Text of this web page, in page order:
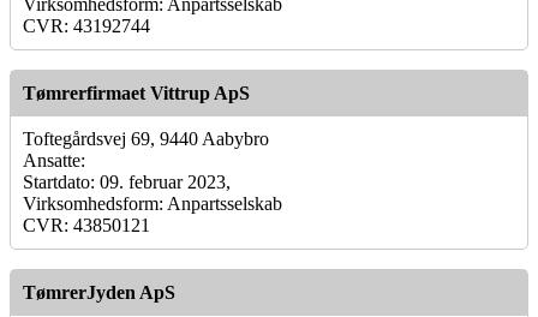
Virksomhedsform: Anpartsselskab
CVR: 43192744
Tømrerfirmaet Vittrup ApS
Toftegårdsvej 69, 9440 Aabybro
Ansatte:
Startdato: 09. februar 2023,
Virksomhedsform: Anpartsselskab
CVR: 43850121
TømrerJyden ApS